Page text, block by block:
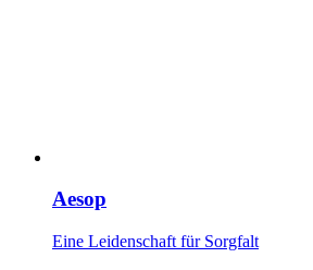
Aesop
Eine Leidenschaft für Sorgfalt